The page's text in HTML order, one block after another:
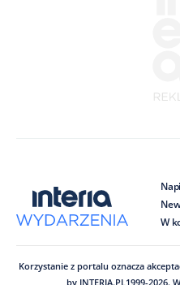
W
Korzystanie z portalu oznacza
by INTERIA.PL 1999-2026.